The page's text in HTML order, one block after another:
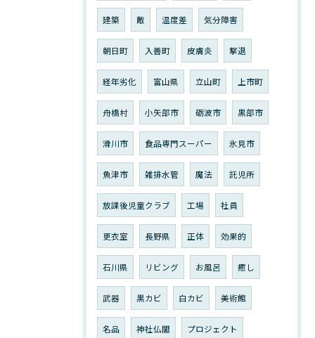
建築 敵 温度差 気分障害
朝日町 入善町 皮膚炎 撃退
経年劣化 富山県 立山町 上市町
舟橋村 小矢部市 砺波市 黒部市
滑川市 食品専門スーパー 氷見市
魚津市 雑排水管 魔法 託児所
放課後児童クラブ 工場 社員
更衣室 長野県 正体 効果的
石川県 リビング お風呂 癒し
武器 黒カビ 白カビ 美術館
名品 神社仏閣 プロジェクト